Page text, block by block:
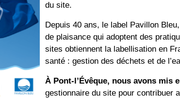
du site.
Depuis 40 ans, le label Pavillon
de plaisance qui adoptent des
sites obtiennent la labellisation en
santé : gestion des déchets et de
À Pont-l’Évêque, nous avons mis
gestionnaire du site pour contribuer